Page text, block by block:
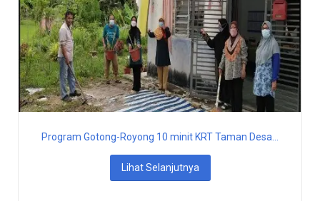
Program Gotong-Royong 10 minit KRT Taman Desa...
Lihat Selanjutnya